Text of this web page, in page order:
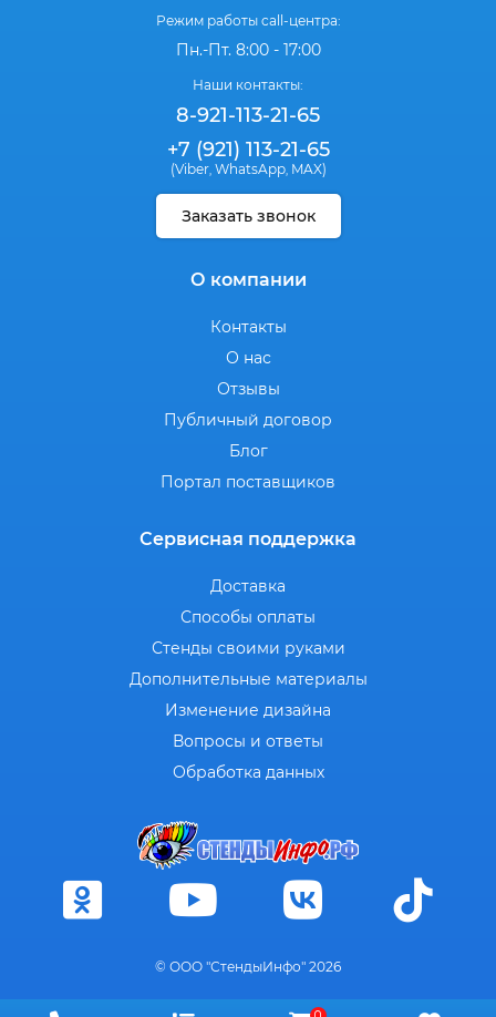
Режим работы call-центра:
Пн.-Пт. 8:00 - 17:00
Наши контакты:
8-921-113-21-65
+7 (921) 113-21-65
(Viber, WhatsApp, MAX)
Заказать звонок
О компании
Контакты
О нас
Отзывы
Публичный договор
Блог
Портал поставщиков
Сервисная поддержка
Доставка
Способы оплаты
Стенды своими руками
Дополнительные материалы
Изменение дизайна
Вопросы и ответы
Обработка данных
© ООО "СтендыИнфо" 2026